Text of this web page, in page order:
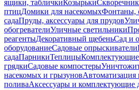
ящики, табличкиКозырьки
птицДомики для насекомыхФонтаны,
садаПруды, аксессуары для прудов
обогревателиУличные светильники
реагентыДекоративный щебеньСад и
оборудованиеСадовые опрыскиватели
садаПарникиТеплицыКомплектующие
грядкиСадовые компостеры
насекомых и грызуновАвтоматизация
поливаАксессуары и комплектующие